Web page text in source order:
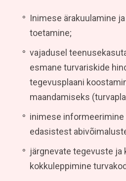
Inimese ärakuulamine
toetamine;
vajadusel
esmane turvariskide
tegevusplaani
maandamiseks
inimese
edasistest
järgnevate tegevuste ja
kokkuleppimine